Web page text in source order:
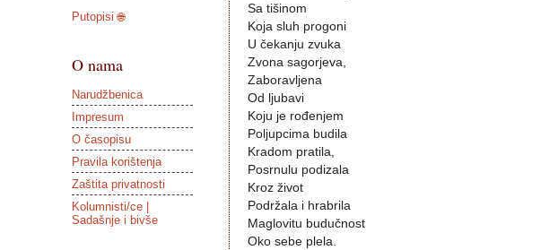
Sa tišinom
Koja sluh progoni
U čekanju zvuka
Zvona sagorjeva,
Zaboravljena
Od ljubavi
Koju je rođenjem
Poljupcima budila
Kradom pratila,
Posrnulu podizala
Kroz život
Podržala i hrabrila
Maglovitu budučnost
Oko sebe plela.
Putopisi 🌐
O nama
Narudžbenica
Impresum
O časopisu
Pravila korištenja
Zaštita privatnosti
Kolumnisti/ce |
Sadašnje i bivše